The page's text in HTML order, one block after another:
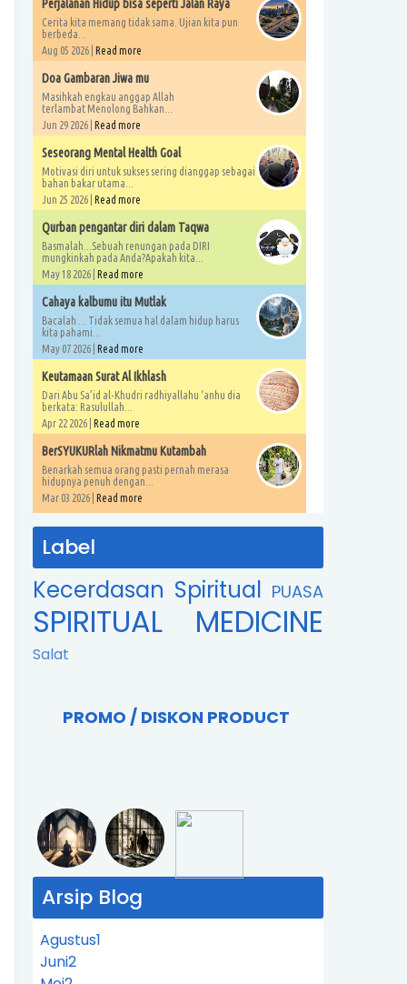
Perjalanan Hidup bisa seperti Jalan Raya
Cerita kita memang tidak sama. Ujian kita pun
berbeda...
Aug 05 2026 | Read more
Doa Gambaran Jiwa mu
Masihkah engkau anggap Allah
terlambat Menolong Bahkan...
Jun 29 2026 | Read more
Seseorang Mental Health Goal
Motivasi diri untuk sukses sering dianggap sebagai
bahan bakar utama...
Jun 25 2026 | Read more
Qurban pengantar diri dalam Taqwa
Basmalah...Sebuah renungan pada DIRI
mungkinkah pada Anda?Apakah kita...
May 18 2026 | Read more
Cahaya kalbumu itu Mutlak
Bacalah ... Tidak semua hal dalam hidup harus
kita pahami...
May 07 2026 | Read more
Keutamaan Surat Al Ikhlash
Dari Abu Sa’id al-Khudri radhiyallahu ‘anhu dia
berkata: Rasulullah...
Apr 22 2026 | Read more
BerSYUKURlah Nikmatmu Kutambah
Benarkah semua orang pasti pernah merasa
hidupnya penuh dengan...
Mar 03 2026 | Read more
Label
Kecerdasan Spiritual PUASA
SPIRITUAL MEDICINE
Salat
PROMO / DISKON PRODUCT
Arsip Blog
Agustus1
Juni2